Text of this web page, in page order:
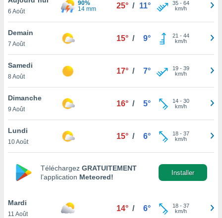
et
»,
au
vous
qu'ils
ou
le
ainsi
un
la
du
6 Août
90%
14 mm
25° / 11° 35- 64
km/h
Demain
7 Août
15° / 9° 21 - 44
km/h
Samedi
8 Août
17° / 7° 19- 39
km/h
Dimanche
9 Août
16° / 5° 14- 30
km/h
Lundi
10 Août
15° / 6° 18- 37
km/h
Téléchargez GRATUITEMENT
l’application Meteored!
Installer
Mardi
11 Août
14° / 6° 18- 37
km/h